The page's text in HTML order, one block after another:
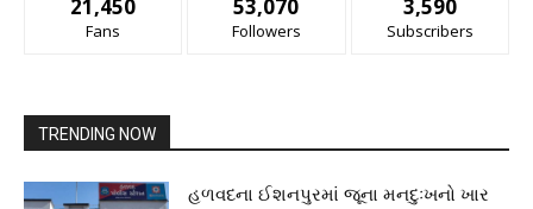
21,450
Fans
53,070
Followers
3,590
Subscribers
TRENDING NOW
હળવદના ઈશનપુરમાં જૂના મનદુઃખનો ખાર